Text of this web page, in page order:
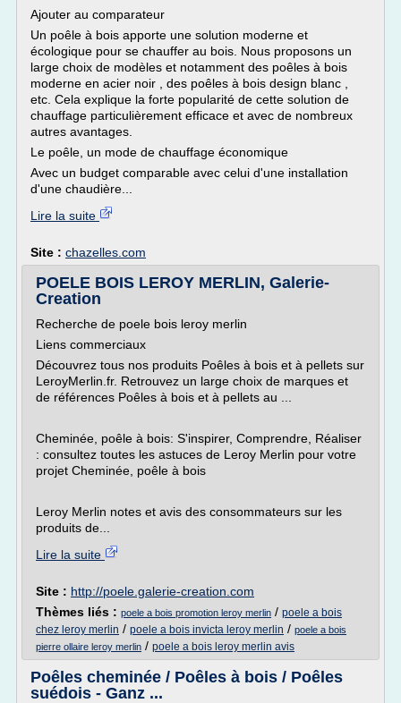
Ajouter au comparateur
Un poêle à bois apporte une solution moderne et
écologique pour se chauffer au bois. Nous proposons un
large choix de modèles et notamment des poêles à bois
moderne en acier noir , des poêles à bois design blanc ,
etc. Cela explique la forte popularité de cette solution de
chauffage particulièrement efficace et avec de nombreux
autres avantages.
Le poêle, un mode de chauffage économique
Avec un budget comparable avec celui d'une installation
d'une chaudière...
Lire la suite
Site : chazelles.com
POELE BOIS LEROY MERLIN, Galerie-
Creation
Recherche de poele bois leroy merlin
Liens commerciaux
Découvrez tous nos produits Poêles à bois et à pellets sur
LeroyMerlin.fr. Retrouvez un large choix de marques et
de références Poêles à bois et à pellets au ...
Cheminée, poêle à bois: S'inspirer, Comprendre, Réaliser
: consultez toutes les astuces de Leroy Merlin pour votre
projet Cheminée, poêle à bois
Leroy Merlin notes et avis des consommateurs sur les
produits de...
Lire la suite
Site : http://poele.galerie-creation.com
Thèmes liés : poele a bois promotion leroy merlin / poele a bois
chez leroy merlin / poele a bois invicta leroy merlin / poele a bois
pierre ollaire leroy merlin / poele a bois leroy merlin avis
Poêles cheminée / Poêles à bois / Poêles
suédois - Ganz ...